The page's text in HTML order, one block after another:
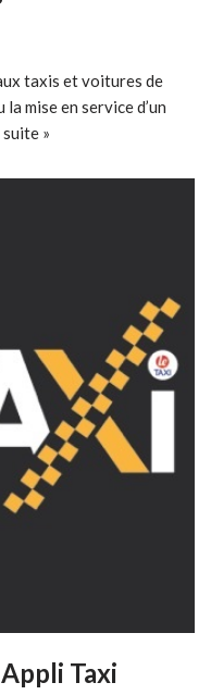
taxis et voitures de
mise en service d’un
»
Taxi